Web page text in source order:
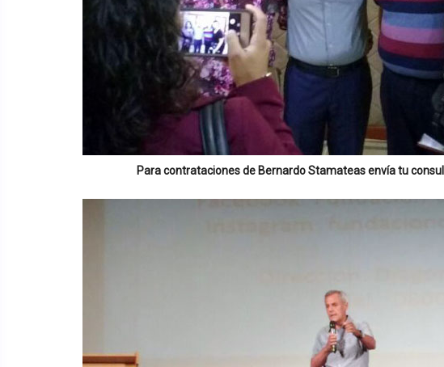
Para contrataciones de Bernardo Stamateasenvía tu